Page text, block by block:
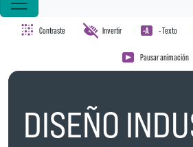
Contraste Invertir - Texto
Pausar animación
DISEÑO